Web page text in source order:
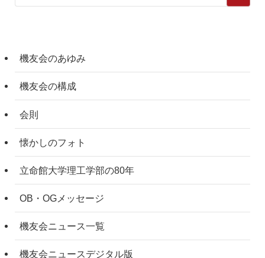
機友会のあゆみ
機友会の構成
会則
懐かしのフォト
立命館大学理工学部の80年
OB・OGメッセージ
機友会ニュース一覧
機友会ニュースデジタル版